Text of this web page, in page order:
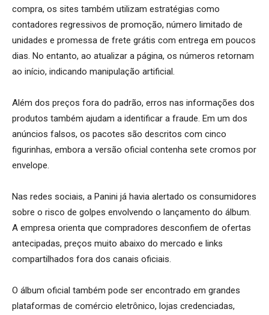
compra, os sites também utilizam estratégias como
contadores regressivos de promoção, número limitado de
unidades e promessa de frete grátis com entrega em poucos
dias. No entanto, ao atualizar a página, os números retornam
ao início, indicando manipulação artificial.
Além dos preços fora do padrão, erros nas informações dos
produtos também ajudam a identificar a fraude. Em um dos
anúncios falsos, os pacotes são descritos com cinco
figurinhas, embora a versão oficial contenha sete cromos por
envelope.
Nas redes sociais, a Panini já havia alertado os consumidores
sobre o risco de golpes envolvendo o lançamento do álbum.
A empresa orienta que compradores desconfiem de ofertas
antecipadas, preços muito abaixo do mercado e links
compartilhados fora dos canais oficiais.
O álbum oficial também pode ser encontrado em grandes
plataformas de comércio eletrônico, lojas credenciadas,